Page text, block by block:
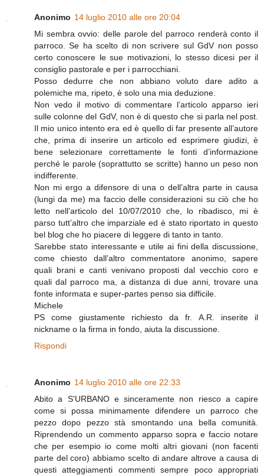
Anonimo 14 luglio 2010 alle ore 20:04
Mi sembra ovvio: delle parole del parroco renderà conto il
parroco. Se ha scelto di non scrivere sul GdV non posso
certo conoscere le sue motivazioni, lo stesso dicesi per il
consiglio pastorale e per i parrocchiani.
Posso dedurre che non abbiano voluto dare adito a
polemiche ma, ripeto, è solo una mia deduzione.
Non vedo il motivo di commentare l’articolo apparso ieri
sulle colonne del GdV, non è di questo che si parla nel post.
Il mio unico intento era ed è quello di far presente all’autore
che, prima di inserire un articolo ed esprimere giudizi, è
bene selezionare correttamente le fonti d’informazione
perché le parole (soprattutto se scritte) hanno un peso non
indifferente.
Non mi ergo a difensore di una o dell’altra parte in causa
(lungi da me) ma faccio delle considerazioni su ciò che ho
letto nell’articolo del 10/07/2010 che, lo ribadisco, mi è
parso tutt’altro che imparziale ed è stato riportato in questo
bel blog che ho piacere di leggere di tanto in tanto.
Sarebbe stato interessante e utile ai fini della discussione,
come chiesto dall’altro commentatore anonimo, sapere
quali brani e canti venivano proposti dal vecchio coro e
quali dal parroco ma, a distanza di due anni, trovare una
fonte informata e super-partes penso sia difficile.
Michele
PS come giustamente richiesto da fr. A.R. inserite il
nickname o la firma in fondo, aiuta la discussione.
Rispondi
Anonimo 14 luglio 2010 alle ore 22:33
Abito a S'URBANO e sinceramente non riesco a capire
come si possa minimamente difendere un parroco che
pezzo dopo pezzo stà smontando una bella comunità.
Riprendendo un commento apparso sopra e faccio notare
che per esempio io come molti altri giovani (non facenti
parte del coro) abbiamo scelto di andare altrove a causa di
questi atteggiamenti commenti sempre poco appropriati